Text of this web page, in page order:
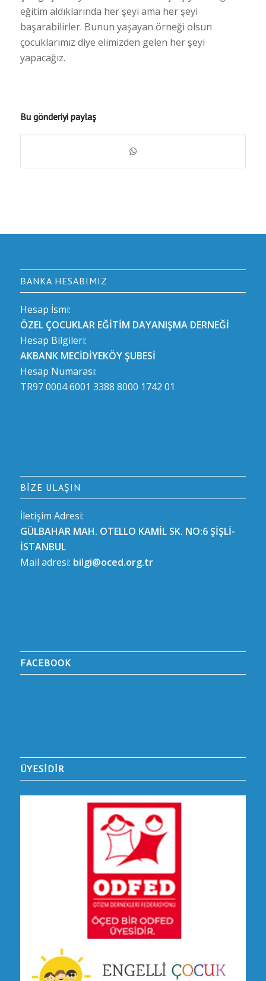
eğitim aldıklarında her şeyi ama her şeyi
başarabilirler. Bunun yaşayan örneği olsun
çocuklarımız diye elimizden gelen her şeyi
yapacağız.
Bu gönderiyi paylaş
BANKA HESABIMIZ
Hesap İsmi:
ÖZEL ÇOCUKLAR EĞİTİM DAYANIŞMA DERNEĞİ
Hesap Bilgileri:
AKBANK MECİDİYEKÖY ŞUBESİ
Hesap Numarası:
TR97 0004 6001 3388 8000 1742 01
BIZE ULAŞIN
İletişim Adresi:
GÜLBAHAR MAH. OTELLO KAMİL SK. NO:6 ŞİŞLİ-
İSTANBUL
Mail adresi: bilgi@oced.org.tr
FACEBOOK
ÜYESİDİR